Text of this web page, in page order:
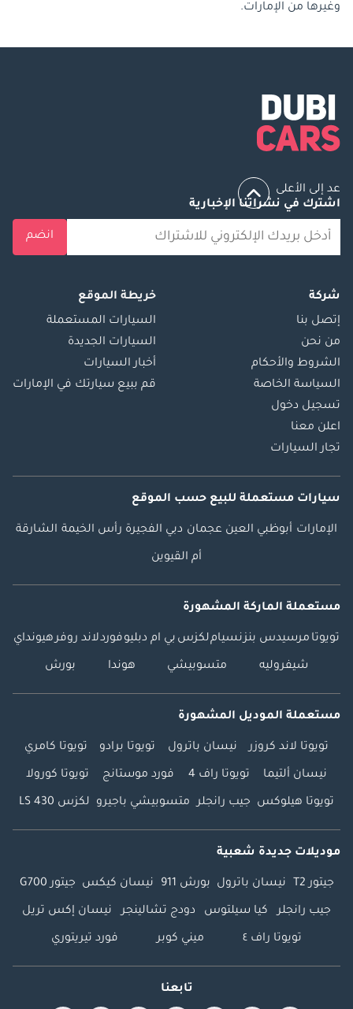
وغيرها من الإمارات.
عد إلى الأعلى
اشترك في نشراتنا الإخبارية
انضم
شركة
إتصل بنا
من نحن
الشروط والأحكام
السياسة الخاصة
تسجيل دخول
اعلن معنا
تجار السيارات
خريطة الموقع
السيارات المستعملة
السيارات الجديدة
أخبار السيارات
قم ببيع سيارتك في الإمارات
سيارات مستعملة للبيع حسب الموقع
الإمارات أبوظبي العين عجمان دبي الفجيرة رأس الخيمة الشارقة
أم القيوين
مستعملة الماركة المشهورة
تويوتا مرسيدس بنزنسياملكزس بي ام دبليوفوردلاند روفرهيونداي
شيفروليه متسوبيشي هوندا بورش
مستعملة الموديل المشهورة
تويوتا لاند كروزر نيسان باترول تويوتا برادو تويوتا كامري
نيسان ألتيما تويوتا راف 4 فورد موستانج تويوتا كورولا
تويوتا هيلوكس جيب رانجلر متسوبيشي باجيرو لكزس LS 430
موديلات جديدة شعبية
جيتور T2 نيسان باترول بورش 911 نيسان كيكس جيتور G700
جيب رانجلر كيا سيلتوس دودج تشالينجر نيسان إكس تريل
تويوتا راف ٤ ميني كوبر فورد تيريتوري
تابعنا